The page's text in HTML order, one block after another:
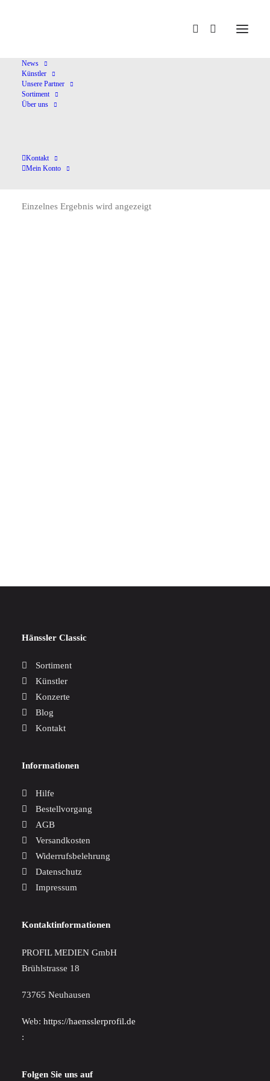
News
Künstler
Unsere Partner
Sortiment
Über uns
Kontakt
Mein Konto
Stanchinsky,A.
Einzelnes Ergebnis wird angezeigt
Hänssler Classic
Sortiment
Künstler
Konzerte
Blog
Kontakt
Informationen
Hilfe
Bestellvorgang
AGB
Versandkosten
Widerrufsbelehrung
Datenschutz
Impressum
Kontaktinformationen
PROFIL MEDIEN GmbH
Brühlstrasse 18
73765 Neuhausen
Web: https://haensslerprofil.de
:
Folgen Sie uns auf